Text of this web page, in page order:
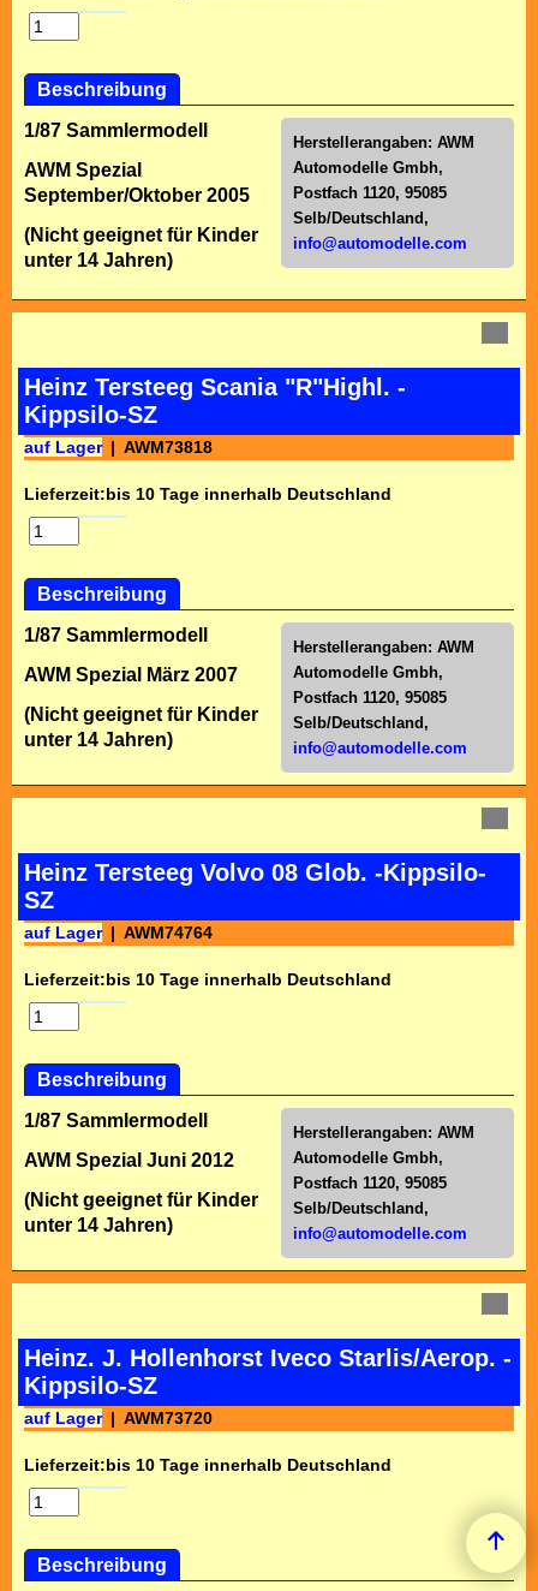
Beschreibung
Herstellerangaben: AWM
Automodelle Gmbh,
Postfach 1120, 95085
Selb/Deutschl and,
info@automodelle.com
1/87 Sammlermodell
AWM Spezial
September/Oktober 2005
(Nicht geeignet für Kinder
unter 14 Jahren)
Heinz Tersteeg Scania "R"Highl. -
Kippsilo-SZ
auf Lager AWM73818
Lieferzeit:bis 10 Tage innerhalb Deutschland
Beschreibung
Herstellerangaben: AWM
Automodelle Gmbh,
Postfach 1120, 95085
Selb/Deutschl and,
info@automodelle.com
1/87 Sammlermodell
AWM Spezial März 2007
(Nicht geeignet für Kinder
unter 14 Jahren)
Heinz Tersteeg Volvo 08 Glob. -Kippsilo-
SZ
auf Lager AWM74764
Lieferzeit:bis 10 Tage innerhalb Deutschland
Beschreibung
Herstellerangaben: AWM
Automodelle Gmbh,
Postfach 1120, 95085
Selb/Deutschl and,
info@automodelle.com
1/87 Sammlermodell
AWM Spezial Juni 2012
(Nicht geeignet für Kinder
unter 14 Jahren)
Heinz. J. Hollenhorst Iveco Starlis/Aerop. -
Kippsilo-SZ
auf Lager AWM73720
Lieferzeit:bis 10 Tage innerhalb Deutschland
Beschreibung